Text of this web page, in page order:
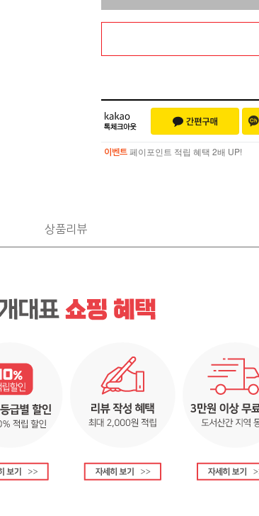
이벤트 페이포인트 적립 혜택 2배 UP!
상품리뷰